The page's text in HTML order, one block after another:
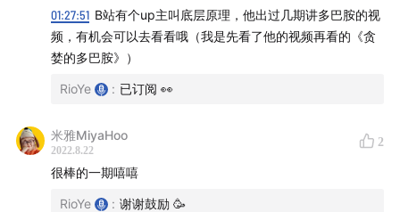
【猴子和灯泡的实验：奖赏预测误差】
【鸽子啄杠杆的实验：随机带来的快感】
20:14 爱情为什么会消失？
01:27:51 B站有个up主叫底层原理，他出过几期讲多巴胺的视
频，有机会可以去看看哦（我是先看了他的视频再看的《贪
婪的多巴胺》）
RioYe : 已订阅 👀
米雅MiyaHoo
2022.8.22
2
很棒的一期嘻嘻
RioYe : 谢谢鼓励 🥳